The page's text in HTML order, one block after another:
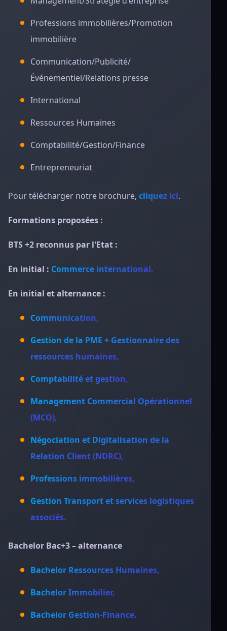
Professions immobilières/Promotion
immobilière
Communication/Publicité/
Événementiel/Relations presse
International
Ressources Humaines
Comptabilité/Gestion/Finance
Entrepreneuriat
Pour télécharger notre brochure, cliquez ici.
Formations proposées :
BTS +2 reconnus par l'Etat :
En initial : Commerce international.
En initial et alternance :
Communication,
Gestion de la PME + Gestionnaire des
ressources humaines,
Comptabilité et gestion,
Management Commercial Opérationnel
(MCO),
Négociation et Digitalisation de la
Relation Client (NDRC),
Professions immobilières,
Gestion Transport et services logistiques
associés.
Bachelor Bac+3 – alternance
Bachelor Ressources Humaines,
Bachelor Immobilier,
Bachelor Gestion-Finance.